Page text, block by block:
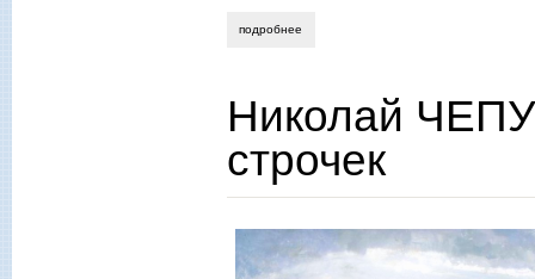
подробнее
Николай
строчек